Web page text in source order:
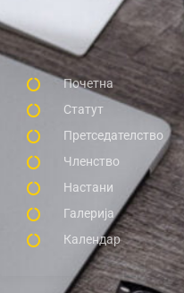
Почетна
Статут
Претседателство
Членство
Настани
Галерија
Календар